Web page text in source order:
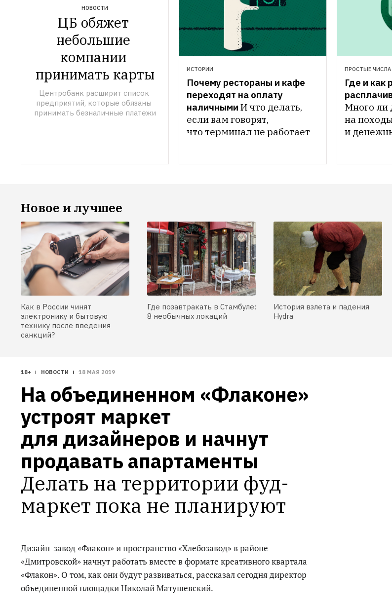
НОВОСТИ
ЦБ обяжет
небольшие
компании
принимать карты
Центробанк расширит список
предприятий, которые обязаны
принимать безналичные платежи
ИСТОРИИ
Почему рестораны и кафе
переходят на оплату
наличными И что делать,
если вам говорят,
что терминал не работает
ПРОСТЫЕ ЧИСЛА
Где и как
Много ли
на
и
Новое и лучшее
Как в России чинят
электронику и бытовую
технику после введения
санкций?
Где позавтракать в Стамбуле:
8 необычных локаций
История взлета и падения
Hydra
18+ НОВОСТИ 18 МАЯ 2019
На объединенном «Флаконе»
устроят маркет
для дизайнеров и начнут
продавать апартаменты
Делать на территории фуд-
маркет пока не планируют
Дизайн-завод «Флакон» и пространство «Хлебозавод» в районе
«Дмитровской» начнут работать вместе в формате креативного квартала
«Флакон». О том, как они будут развиваться, рассказал сегодня директор
объединенной площадки Николай Матушевский.